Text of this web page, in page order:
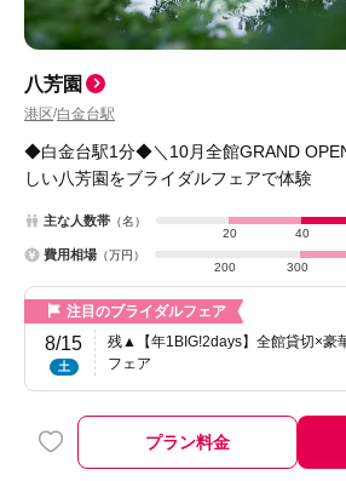
八芳園
港区/白金台駅
◆白金台駅1分◆＼10月全館GRAND
しい八芳園をブライダルフェアで体験
主な人数帯 （名）
20
40
費用相場 （万円）
200
300
注目のブライダルフェア
8/15
土
残▲【年1BIG!2days】全館貸切×豪
フェア
プラン料金